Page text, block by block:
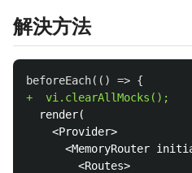
解決方法
  render(
    <Provider>
<MemoryRouter
        <Routes>